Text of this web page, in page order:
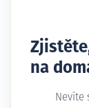
na
Nevíte